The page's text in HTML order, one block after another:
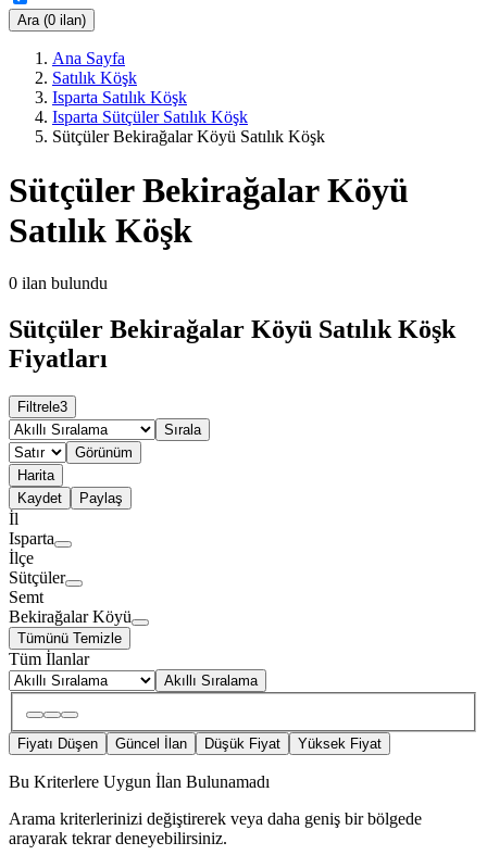
Ara (0 ilan)
Ana Sayfa
Satılık Köşk
Isparta Satılık Köşk
Isparta Sütçüler Satılık Köşk
Sütçüler Bekirağalar Köyü Satılık Köşk
Sütçüler Bekirağalar Köyü
Satılık Köşk
0 ilan bulundu
Sütçüler Bekirağalar Köyü Satılık Köşk
Fiyatları
Filtrele3
Sırala
Görünüm
Harita
Kaydet
Paylaş
İl
Isparta
İlçe
Sütçüler
Semt
Bekirağalar Köyü
Tümünü Temizle
Tüm İlanlar
Akıllı Sıralama
Fiyatı Düşen Güncel İlan Düşük Fiyat Yüksek Fiyat
Bu Kriterlere Uygun İlan Bulunamadı
Arama kriterlerinizi değiştirerek veya daha geniş bir bölgede
arayarak tekrar deneyebilirsiniz.